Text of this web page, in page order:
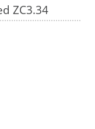
ZC3.34